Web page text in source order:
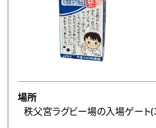
場所
秩父宮ラグビー場の入場ゲート(